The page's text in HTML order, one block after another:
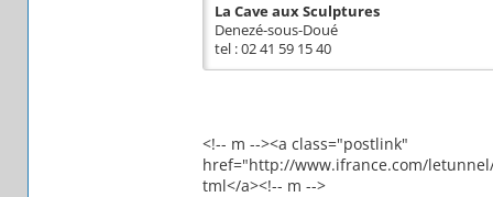
La Cave aux Sculptures
Denezé-sous-Doué
tel : 02 41 59 15 40
<!-- m --><a class="postlink"
href="http://www.ifrance.com/
tml</a><!-- m -->